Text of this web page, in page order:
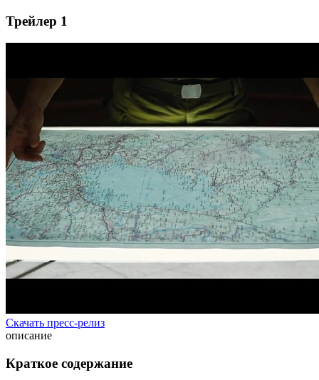
Трейлер 1
Скачать пресс-релиз
описание
Краткое содержание